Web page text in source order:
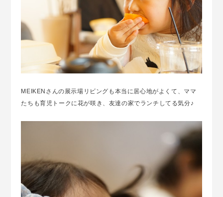
MEIKENさんの展示場リビングも本当に居心地がよくて、ママ
たちも育児トークに花が咲き、友達の家でランチしてる気分♪